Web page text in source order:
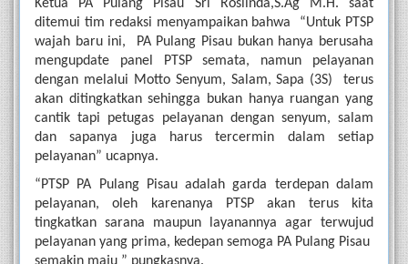
Ketua PA Pulang Pisau Sri Roslinda,S.Ag M.H. saat
ditemui tim redaksi menyampaikan bahwa  “Untuk PTSP
wajah baru ini,  PA Pulang Pisau bukan hanya berusaha
mengupdate panel PTSP semata, namun pelayanan
dengan melalui Motto Senyum, Salam, Sapa (3S)  terus
akan ditingkatkan sehingga bukan hanya ruangan yang
cantik tapi petugas pelayanan dengan senyum, salam
dan sapanya juga harus tercermin dalam setiap
pelayanan” ucapnya.
“PTSP PA Pulang Pisau adalah garda terdepan dalam
pelayanan, oleh karenanya PTSP akan terus kita
tingkatkan sarana maupun layanannya agar terwujud
pelayanan yang prima, kedepan semoga PA Pulang Pisau